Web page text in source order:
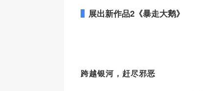
展出新作品2 《暴走大鹅》
跨越银河，赶尽邪恶